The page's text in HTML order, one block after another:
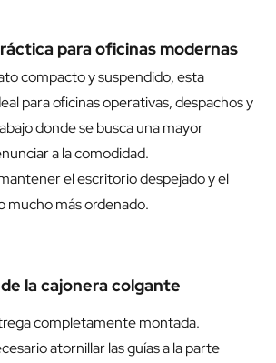
para oficinas modernas
compacto y suspendido, esta
para oficinas operativas, despachos y
donde se busca una mayor
a la comodidad.
el escritorio despejado y el
mucho más ordenado.
la cajonera colgante
completamente montada.
atornillar las guías a la parte